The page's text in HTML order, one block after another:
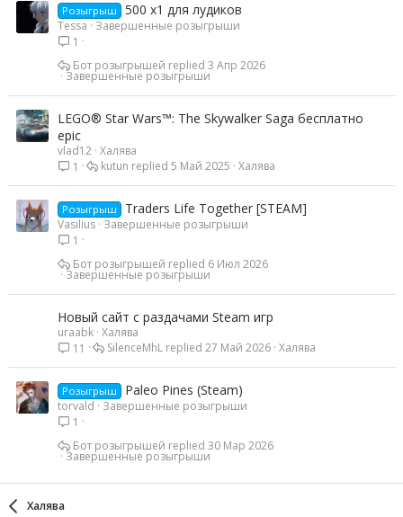
Розыгрыш 500 x1 для лудиков
Tessa
Завершенные розыгрыши
1
Завершенные розыгрыши
3 Апр 2026
Бот розыгрышей
LEGO® Star Wars™: The Skywalker Saga бесплатно
epic
vlad12 Халява
1
Халява
5 Май 2025
kutun
Розыгрыш Traders Life Together [STEAM]
Vasilius Завершенные розыгрыши
1
Завершенные розыгрыши
6 Июл 2026
Бот розыгрышей
Новый сайт с раздачами Steam игр
uraabk Халява
11
Халява
27 Май 2026
SilenceMhL
Розыгрыш Paleo Pines (Steam)
torvald
Завершенные розыгрыши
1
Завершенные розыгрыши
30 Мар 2026
Бот розыгрышей
Халява